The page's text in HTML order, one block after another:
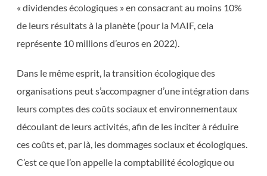
« dividendes écologiques » en consacrant au moins 10%
de leurs résultats à la planète (pour la MAIF, cela
représente 10 millions d’euros en 2022).
Dans le même esprit, la transition écologique des
organisations peut s’accompagner d’une intégration dans
leurs comptes des coûts sociaux et environnementaux
découlant de leurs activités, afin de les inciter à réduire
ces coûts et, par là, les dommages sociaux et écologiques.
C’est ce que l’on appelle la comptabilité écologique ou